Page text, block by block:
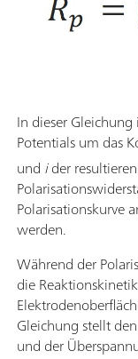
In dieser
Potentials um das
und ider
Polarisationskurve
werden.
Während der
die
Gleichung stellt
und der